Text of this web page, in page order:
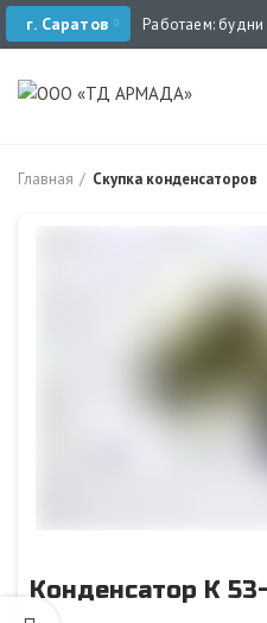
г. Саратов Работаем:
Главная Скупка конденсаторов
Конденсатор К